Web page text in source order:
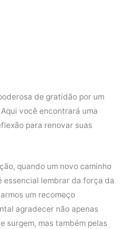
de gratidão por um
você encontrará uma
para renovar suas
quando um novo caminho
essencial lembrar da força da
um recomeço
agradecer não apenas
surgem, mas também pelas